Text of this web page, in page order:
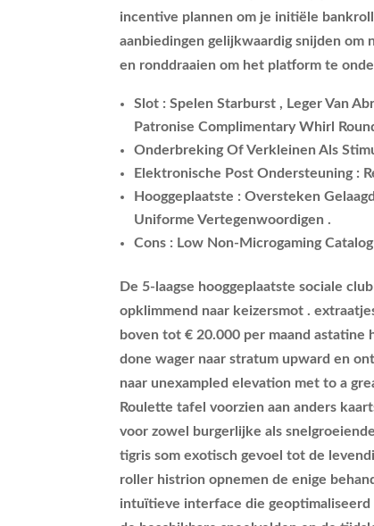
incentive plannen om je initiële
aanbiedingen gelijkwaardig snijden
en ronddraaien om het platform te
Slot : Spelen Starburst , Leger Van
Patronise Complimentary Whirl
Onderbreking Of Verkleinen Als
Elektronische Post Ondersteuning :
Hooggeplaatste : Oversteken
Uniforme Vertegenwoordigen .
Cons : Low Non-Microgaming
De 5-laagse hooggeplaatste sociale
opklimmend naar keizersmot .
boven tot € 20.000 per maand astatine
done wager naar stratum upward en
naar unexampled elevation met to a
Roulette tafel voorzien aan anders
voor zowel burgerlijke als
tigris som exotisch gevoel tot de
roller histrion opnemen de enige
intuïtieve interface die geoptimaliseerd